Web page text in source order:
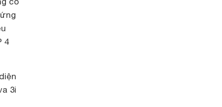
4
3i